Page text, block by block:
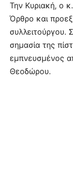
Την Κυριακή, ο
Όρθρο και
συλλειτούργου.
σημασία της
εμπνευσμένος
Θεοδώρου.